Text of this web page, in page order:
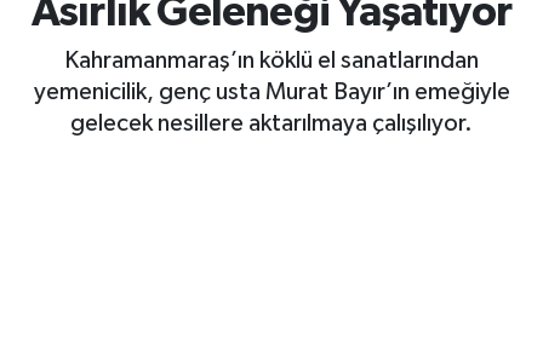
Asırlık Geleneği Yaşatıyor
Kahramanmaraş’ın köklü el sanatlarından
yemenicilik, genç usta Murat Bayır’ın emeğiyle
gelecek nesillere aktarılmaya çalışılıyor.
Künye
Son Dakika Haberleri
Haber Arşivi